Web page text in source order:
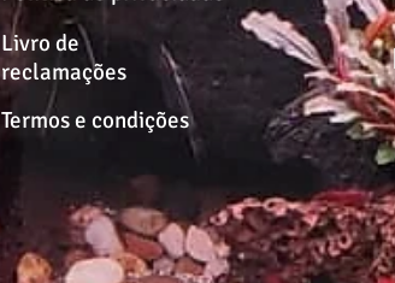
Livro de
reclamações
Termos e condições